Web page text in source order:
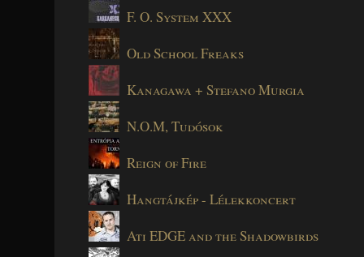
F. O. System XXX
Old School Freaks
Kanagawa + Stefano Murgia
N.O.M, Tudósok
Reign of Fire
Hangtájkép - Lélekkoncert
Ati EDGE and the Shadowbirds